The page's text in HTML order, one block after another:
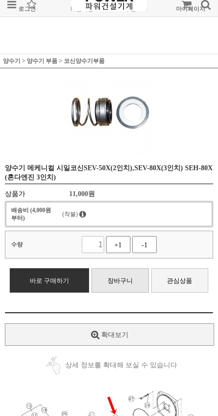
로그인 회원가입 주문조회 마이페이지
양수기 > 양수기 부품 > 코신양수기부품
양수기 메케니컬 시일코신SEV-50X(2인치),SEV-80X(3인치) SEH-80X
(혼다엔진 3인치)
상품가 11,000원
배송비 (4,000원
부터)
(착불)
수량 +1 -1
바로 구매하기 장바구니 관심상품
확대보기
상세 정보를 확대해 보실 수 있습니다